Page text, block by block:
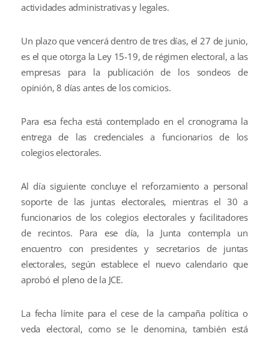
actividades administrativas y legales.
Un plazo que vencerá dentro de tres días, el 27 de junio,
es el que otorga la Ley 15-19, de régimen electoral, a las
empresas para la publicación de los sondeos de
opinión, 8 días antes de los comicios.
Para esa fecha está contemplado en el cronograma la
entrega de las credenciales a funcionarios de los
colegios electorales.
Al día siguiente concluye el reforzamiento a personal
soporte de las juntas electorales, mientras el 30 a
funcionarios de los colegios electorales y facilitadores
de recintos. Para ese día, la Junta contempla un
encuentro con presidentes y secretarios de juntas
electorales, según establece el nuevo calendario que
aprobó el pleno de la JCE.
La fecha límite para el cese de la campaña política o
veda electoral, como se le denomina, también está